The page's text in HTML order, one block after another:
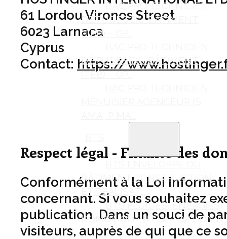
BAC PRO TECHNICIEN
D’ÉTUDES DU BÂTIMENT
(TEB) – OP...
D’ÉTUDES DU BÂTIMENT
(TEB) – OP...
BÂTIMENT CONSTRUCTION
ET RÉALISAT...
BTS FLUIDES, ÉNERGIES,
DOMOTIQUE (FED) – OPTION A
...
61 Lordou Vironos Street
6023 Larnaca
Cyprus
Contact: https://
Respect légal - Finalité des
Conformément à la Loi
concernant. Si vous souhaitez
publication. Dans un souci de
visiteurs, auprès de qui que ce